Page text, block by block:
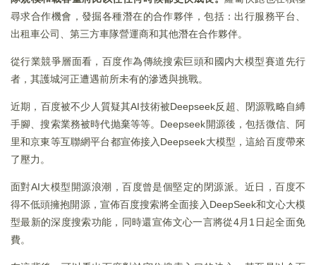
尋求合作機會，發掘各種潛在的合作夥伴，包括：出行服務平台、
出租車公司、第三方車隊營運商和其他潛在合作夥伴。
從行業競爭層面看，百度作為傳統搜索巨頭和國内大模型賽道先行
者，其護城河正遭遇前所未有的滲透與挑戰。
近期，百度被不少人質疑其AI技術被Deepseek反超、閉源戰略自縛
手腳、搜索業務被時代抛棄等等。Deepseek開源後，包括微信、阿
里和京東等互聯網平台都宣佈接入Deepseek大模型，這給百度帶來
了壓力。
面對AI大模型開源浪潮，百度曾是個堅定的閉源派。近日，百度不
得不低頭擁抱開源，宣佈百度搜索將全面接入DeepSeek和文心大模
型最新的深度搜索功能，同時還宣佈文心一言將從4月1日起全面免
費。